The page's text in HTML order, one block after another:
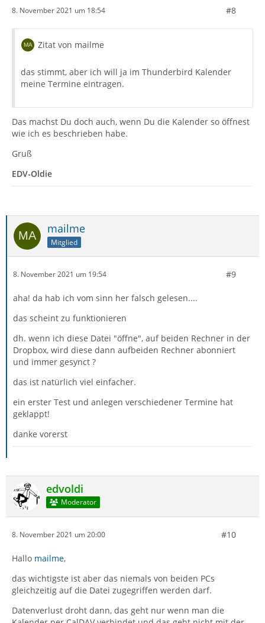
8. November 2021 um 18:54 #8
Zitat von mailme
das stimmt, aber ich will ja im Thunderbird Kalender
meine Termine eintragen.
Das machst Du doch auch, wenn Du die Kalender so öffnest
wie ich es beschrieben habe.
Gruß
EDV-Oldie
mailme
Mitglied
8. November 2021 um 19:54 #9
aha! da hab ich vom sinn her falsch gelesen....
das scheint zu funktionieren
dh. wenn ich diese Datei "öffne", auf beiden Rechner in der
Dropbox, wird diese dann aufbeiden Rechner abonniert
und immer gesynct ?
das ist natürlich viel einfacher.
ein erster Test und anlegen verschiedener Termine hat
geklappt!
danke vorerst
edvoldi
Moderator
8. November 2021 um 20:00 #10
Hallo mailme,
das wichtigste ist aber das niemals von beiden PCs
gleichzeitig auf die Datei zugegriffen werden darf.
Datenverlust droht dann, das geht nur wenn man die